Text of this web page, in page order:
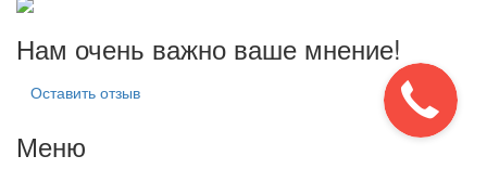
Нам очень важно ваше мнение!
Оставить отзыв
Меню